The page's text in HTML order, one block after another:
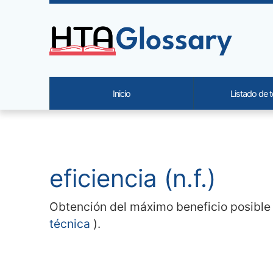
Navigation and related
eficiencia (n.f.)
Obtención del máximo beneficio
técnica ).
Site identity, navigation, etc.
Inicio Listado de